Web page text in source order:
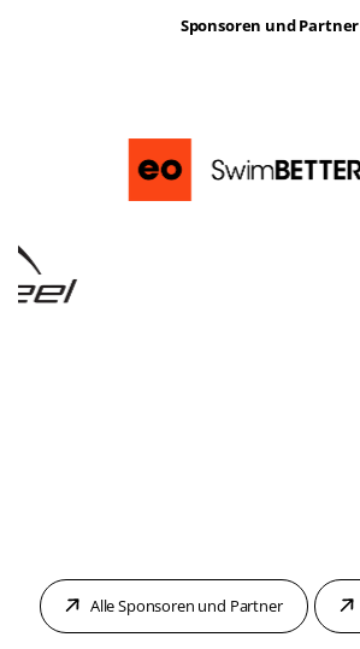
Sponsoren und Partner
Alle Sponsoren und Partner